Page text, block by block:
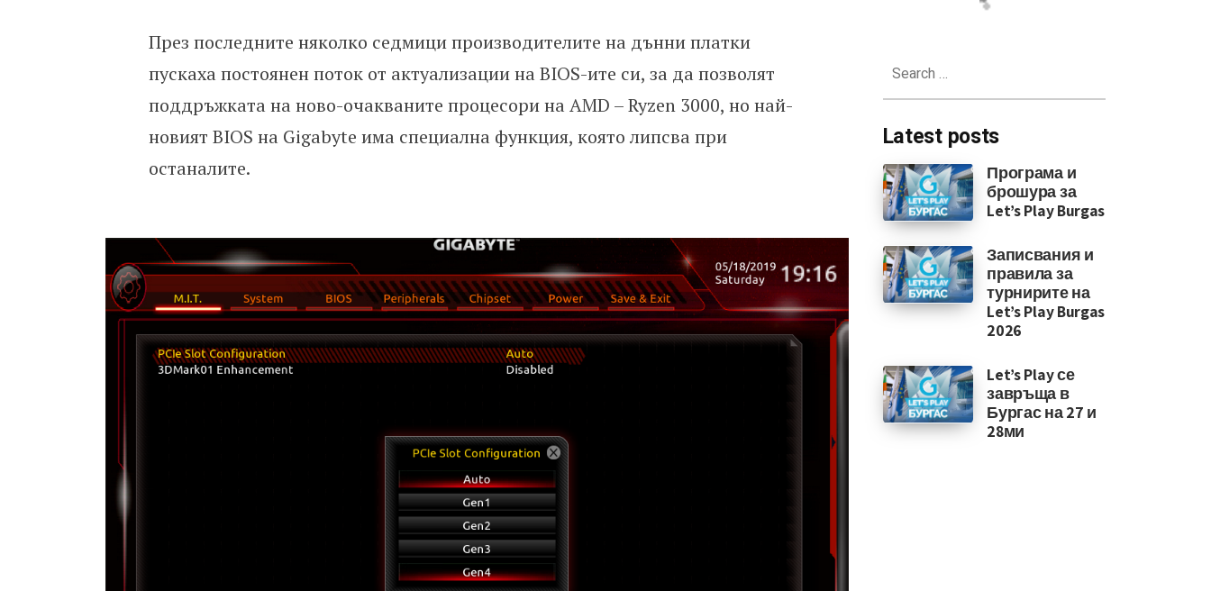
PCIe 4.0 вече и в Gigabyte дънни платки от серия X470 и B450
През последните няколко седмици производителите на дънни платки
пускаха постоянен поток от актуализации на BIOS-ите си, за да позволят
поддръжката на ново-очакваните процесори на AMD – Ryzen 3000, но най-
новият BIOS на Gigabyte има специална функция, която липсва при
останалите.
for:
Latest posts
Програма и
брошура за
Let’s Play Burgas
Записвания и
правила за
турнирите на
Let’s Play Burgas
2026
Let’s Play се
завръща в
Бургас на 27 и
28ми